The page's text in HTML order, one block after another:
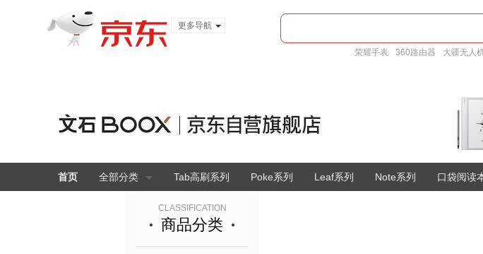
更多导航
荣耀手表 360路由器 大疆无人
首页 全部分类 Tab高刷系列 Poke系列 Leaf系列 Note系列 口袋阅读
CLASSIFICATION
商品分类